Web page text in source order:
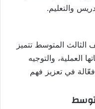
والتعليم.
الثالث المتوسط تتميز
العملية، والتوجيه
فعّالة في تعزيز فهم